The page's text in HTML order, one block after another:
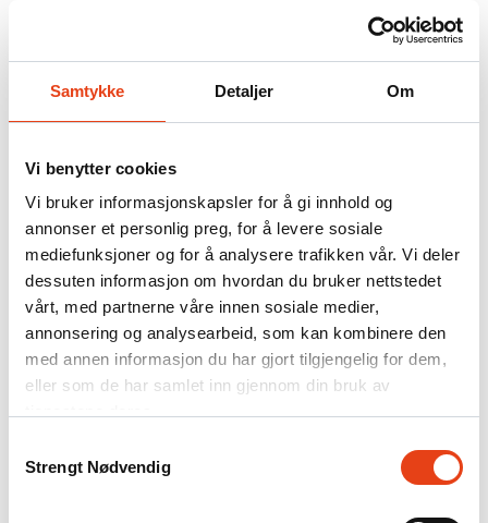
Samtykke Detaljer Om
Vi benytter cookies
Vi bruker informasjonskapsler for å gi innhold og
annonser et personlig preg, for å levere sosiale
mediefunksjoner og for å analysere trafikken vår. Vi deler
dessuten informasjon om hvordan du bruker nettstedet
vårt, med partnerne våre innen sosiale medier,
annonsering og analysearbeid, som kan kombinere den
med annen informasjon du har gjort tilgjengelig for dem,
eller som de har samlet inn gjennom din bruk av
Strengt Nødvendig
.NO
DK
FI
Søk
Produkter
Nødlysanlegg
Sentraliserte og desentraliserte løsninger